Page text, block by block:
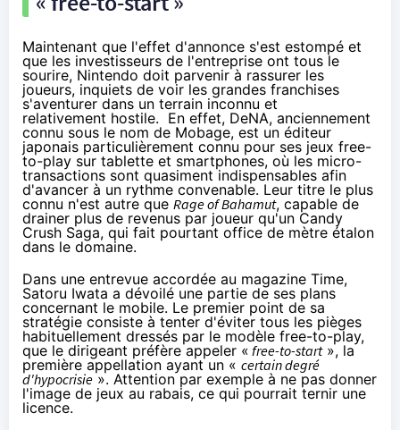
Maintenant que l'effet d'annonce s'est estompé et
que les investisseurs de l'entreprise ont tous le
sourire, Nintendo doit parvenir à rassurer les
joueurs, inquiets de voir les grandes franchises
s'aventurer dans un terrain inconnu et
relativement hostile. En effet, DeNA, anciennement
connu sous le nom de Mobage, est un éditeur
japonais particulièrement connu pour ses jeux free-
to-play sur tablette et smartphones, où les micro-
transactions sont quasiment indispensables afin
d'avancer à un rythme convenable. Leur titre le plus
connu n'est autre que Rage of Bahamut, capable de
drainer plus de revenus par joueur qu'un Candy
Crush Saga, qui fait pourtant office de mètre étalon
dans le domaine.
Dans une entrevue accordée au magazine Time,
Satoru Iwata a dévoilé une partie de ses plans
concernant le mobile. Le premier point de sa
stratégie consiste à tenter d'éviter tous les pièges
habituellement dressés par le modèle free-to-play,
que le dirigeant préfère appeler « free-to-start», la
première appellation ayant un « certain degré
d'hypocrisie». Attention par exemple à ne pas donner
l'image de jeux au rabais, ce qui pourrait ternir une
licence.